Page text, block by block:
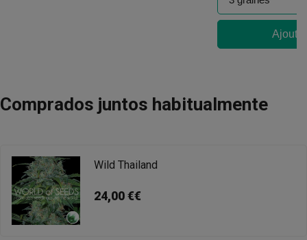
Comprados juntos habitualmente
Wild Thailand
24,00 €€